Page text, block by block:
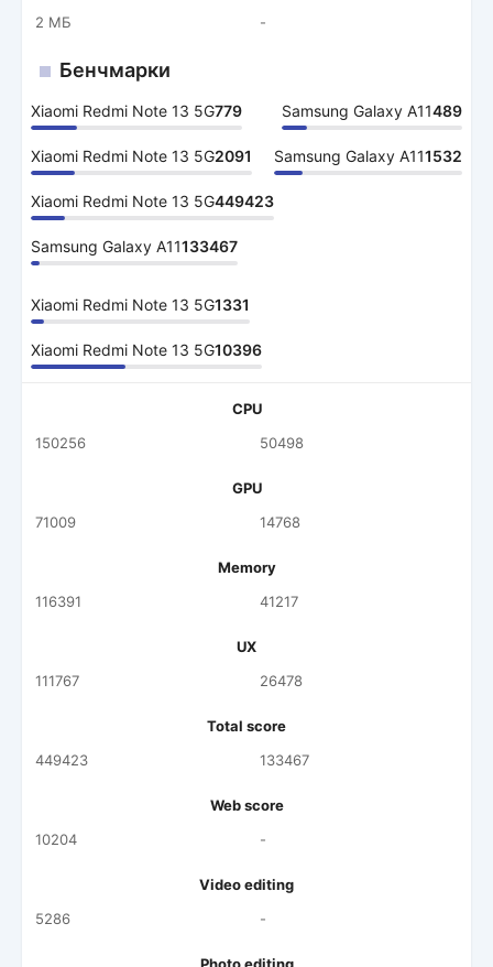
2 МБ
-
Бенчмарки
Xiaomi Redmi Note 13 5G779 Samsung Galaxy A11489
Xiaomi Redmi Note 13 5G2091 Samsung Galaxy A111532
Xiaomi Redmi Note 13 5G449423
Samsung Galaxy A11133467
Xiaomi Redmi Note 13 5G1331
Xiaomi Redmi Note 13 5G10396
CPU
150256
50498
GPU
71009
14768
Memory
116391
41217
UX
111767
26478
Total score
449423
133467
Web score
10204
-
Video editing
5286
-